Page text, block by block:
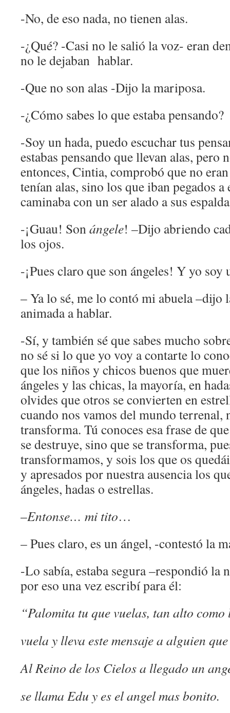
-No, de eso nada, no tienen alas.
-¿Qué? -Casi no le salió la voz- eran
no le dejaban hablar.
-Que no son alas -Dijo la mariposa.
-¿Cómo sabes lo que estaba pensando?
-Soy un hada, puedo escuchar tus
estabas pensando que llevan alas, pero
entonces, Cintia, comprobó que no
tenían alas, sino los que iban pegados a
caminaba con un ser alado a sus
-¡Guau! Son ángele! –Dijo abriendo
los ojos.
-¡Pues claro que son ángeles! Y yo soy
– Ya lo sé, me lo contó mi abuela –dijo
animada a hablar.
-Sí, y también sé que sabes mucho
no sé si lo que yo voy a contarte lo
que los niños y chicos buenos que
ángeles y las chicas, la mayoría, en
olvides que otros se convierten en
cuando nos vamos del mundo terrenal,
transforma. Tú conoces esa frase de
se destruye, sino que se transforma,
transformamos, y sois los que os
y apresados por nuestra ausencia los
ángeles, hadas o estrellas.
–Entonse… mi tito…
– Pues claro, es un ángel, -contestó la
-Lo sabía, estaba segura –respondió la
por eso una vez escribí para él:
“Palomita tu que vuelas, tan alto
vuela y lleva este mensaje a alguien
Al Reino de los Cielos a llegado un
se llama Edu y es el angel mas bonito.